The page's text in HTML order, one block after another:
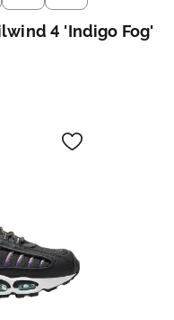
4 'Indigo Fog'